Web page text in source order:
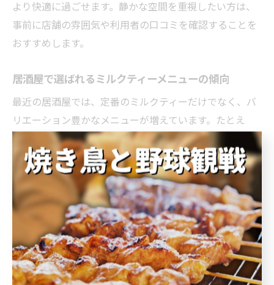
より快適に過ごせます。静かな空間を重視したい方は、
事前に店舗の雰囲気や利用者の口コミを確認することを
おすすめします。
居酒屋で選ばれるミルクティーメニューの傾向
最近の居酒屋では、定番のミルクティーだけでなく、バ
リエーション豊かなメニューが増えています。たとえ
ば、タピオカ入りや黒糖風味、抹茶ミルクティーなど、
若年層から大人まで幅広い層に人気のアレンジが登場し
ています。
また、地元・広島ならではの素材を使ったオリジナルミ
ルクティーも注目されています。例えば、広島産の牛乳
や地元の茶葉を使用したメニューは、地域の特色を感じ
られると好評です。ドリンクの甘さやトッピングの調整
ができる店舗も多く、利用者のニーズに細かく対応して